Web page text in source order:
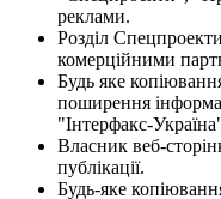
реклами.
Розділ
комерційними
Будь яке
поширення
"Інтерфакс-
Власник веб-
публікації.
Будь-яке